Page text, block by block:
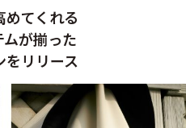
てくれる
が揃った
リリース